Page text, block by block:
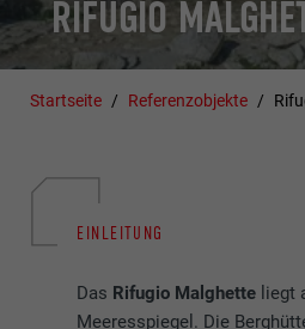
RIFUGIO
Startseite Referenzobjekte
EINLEITUNG
Das Rifugio Malghette liegt
Meeresspiegel. Die